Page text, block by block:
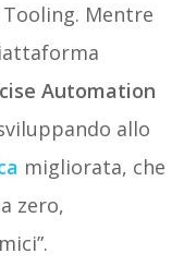
Mentre
Automation
allo
migliorata, che
zero,